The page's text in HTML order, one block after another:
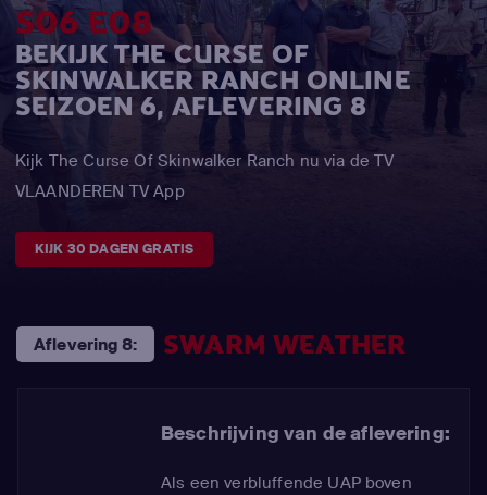
S06 E08
BEKIJK THE CURSE OF
SKINWALKER RANCH ONLINE
SEIZOEN 6, AFLEVERING 8
Kijk The Curse Of Skinwalker Ranch nu via de TV
VLAANDEREN TV App
KIJK 30 DAGEN GRATIS
Aflevering 8: SWARM WEATHER
Beschrijving van de aflevering:
Als een verbluffende UAP boven